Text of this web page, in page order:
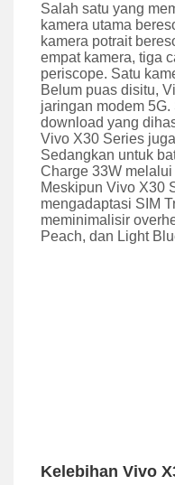
Salah satu yang
kamera utama
kamera potrait
empat kamera, tiga
periscope. Satu
Belum puas disitu,
jaringan modem
download yang
Vivo X30 Series
Sedangkan untuk
Charge 33W
Meskipun Vivo X30
mengadaptasi SIM
meminimalisir
Peach, dan Light
Kelebihan Vivo